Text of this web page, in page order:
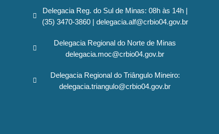
Delegacia Reg. do Sul de Minas: 08h às 14h |
(35) 3470-3860 | delegacia.alf@crbio04.gov.br
Delegacia Regional do Norte de Minas
delegacia.moc@crbio04.gov.br
Delegacia Regional do Triângulo Mineiro:
delegacia.triangulo@crbio04.gov.br